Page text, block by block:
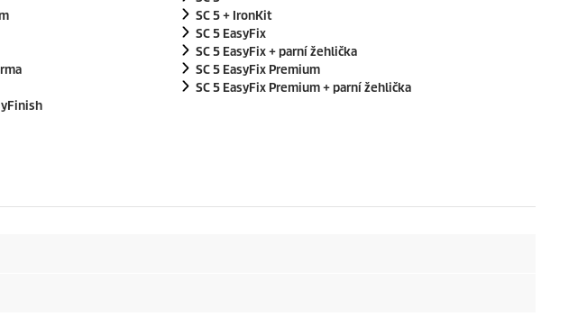
SC 5 + IronKit
SC 5 EasyFix
SC 5 EasyFix+ parní žehlička
SC 5 EasyFix Premium
SC 5 EasyFix Premium + parní žehlička